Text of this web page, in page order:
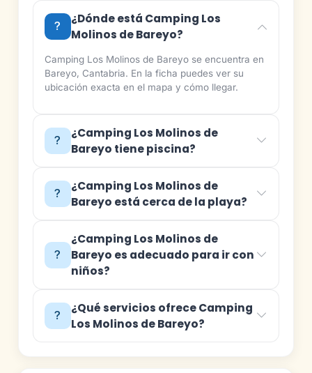
¿Dónde está Camping Los
Molinos de Bareyo?
Camping Los Molinos de Bareyo se encuentra en
Bareyo, Cantabria. En la ficha puedes ver su
ubicación exacta en el mapa y cómo llegar.
¿Camping Los Molinos de
Bareyo tiene piscina?
¿Camping Los Molinos de
Bareyo está cerca de la playa?
¿Camping Los Molinos de
Bareyo es adecuado para ir con
niños?
¿Qué servicios ofrece Camping
Los Molinos de Bareyo?